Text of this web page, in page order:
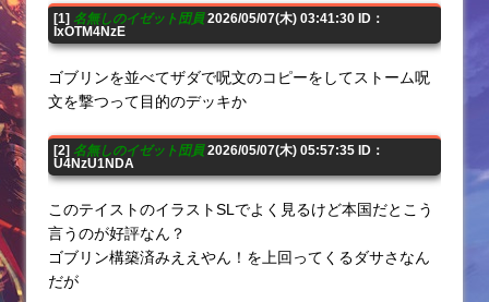
[1] 名無しのイゼット団員2026/05/07(木) 03:41:30 ID：
IxOTM4NzE
ゴブリンを並べてザダで呪文のコピーをしてストーム呪
文を撃つって目的のデッキか
[2] 名無しのイゼット団員2026/05/07(木) 05:57:35 ID：
U4NzU1NDA
このテイストのイラストSLでよく見るけど本国だとこう
言うのが好評なん？
ゴブリン構築済みええやん！を上回ってくるダサさなん
だが